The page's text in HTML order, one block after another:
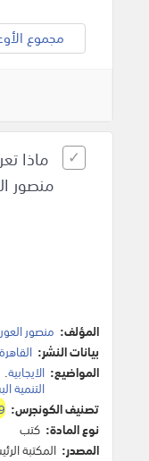
مجموع
ماذا
منصور
المؤلف: منصور العور
بيانات النشر: القاهرة
المواضيع: الايجابية.
التنمية
تصنيف الكونجرس:
نوع المادة: كتب
المصدر: المكتبة